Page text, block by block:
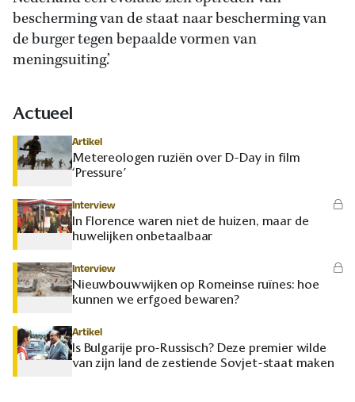
bescherming van de staat naar bescherming van
de burger tegen bepaalde vormen van
meningsuiting.’
Actueel
Artikel
Metereologen ruziën over D-Day in film
‘Pressure’
Interview
In Florence waren niet de huizen, maar de
huwelijken onbetaalbaar
Interview
Nieuwbouwwijken op Romeinse ruïnes: hoe
kunnen we erfgoed bewaren?
Artikel
Is Bulgarije pro-Russisch? Deze premier wilde
van zijn land de zestiende Sovjet-staat maken